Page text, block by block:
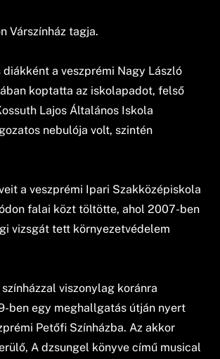
Várszínház tagja.
a veszprémi Nagy László
koptatta az iskolapadot, felső
Lajos Általános Iskola
nebulója volt, szintén
a veszprémi Ipari Szakközépiskola
falai közt töltötte, ahol 2007-ben
vizsgát tett környezetvédelem
viszonylag koránra
ben egy meghallgatás útján nyert
Petőfi Színházba. Az akkor
A dzsungel könyve című musical